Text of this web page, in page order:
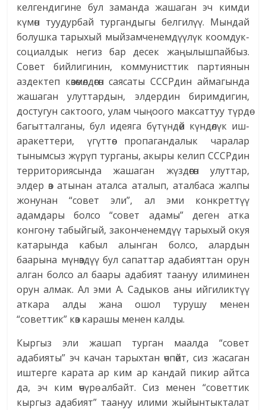
келгендигине бул заманда жашаган эч кимди
күмөн туудурбай тургандыгы белгилүү. Мындай
болушка тарыхый мыйзамченемдүүлүк коомдук-
социалдык негиз бар десек жаңылышпайбыз.
Совет бийлигинин, коммунисттик партиянын
аздектеп көзөмөлдөгөн саясаты СССРдин аймагында
жашаган улуттардын, элдердин биримдигин,
достугун сактоого, улам чыңоого максаттуу түрдө
багытталганы, бул идеяга бүтүндөй күндөлүк иш-
аракеттери, үгүттөө пропагандалык чаралар
тынымсыз жүрүп турганы, акыры келип СССРдин
территориясында жашаган жүздөгөн улуттар,
элдер өз атынан аталса аталып, аталбаса жалпы
жонунан “совет эли”, ал эми конкреттүү
адамдары болсо “совет адамы” деген атка
конгону табыйгый, законченемдүү тарыхый окуя
катарында кабыл алынган болсо, алардын
баарына мүнөздүү бул сапаттар адабияттан орун
алган болсо ал баары адабият таануу илиминен
орун алмак. Ал эми А. Садыков аны ийгиликтүү
аткара алды жана ошол турушу менен
“советтик” көз карашы менен калды.
Кыргыз эли жашап турган маалда “совет
адабияты” эч качан тарыхтан өчпөйт, сиз жасаган
иштерге карата ар ким ар кандай пикир айтса
да, эч ким өчүрө албайт. Сиз менен “советтик
кыргыз адабият” таануу илими жыйынтыкталат